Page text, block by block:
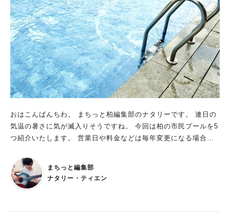
～12:30 ・2回目 13:30～17:00 利用料金 ・大人 450円 ・高
校生以下 220円 ・0歳児は無料（1歳から利用料金が必要で
す） アクセス 柏駅西口から市立柏高校行きバスに乗車し、「市
立高校」バス停下車、徒歩約11分 無料駐車場（約190台）もあ
ります ★詳しい営業日や利用ルールは、【船戸市民プールHP】
をご確認ください 船戸市民プールってどんなところ？ 柏市船
戸山高野にある市民プールで、流水プール・大型スライダー・幼
児プールがそろった、子どもから大人まで楽しめる人気スポット
です 料金も市民プールならではのお手頃価格！ 広々としたプー
ルで思いきり遊べるので、夏休みのおでかけにもぴったりです
子育てファミリーにうれしいポイント 0歳児は無料で利用できま
す（1歳から利用料金が必要です） オムツが外れていないお子さ
ールデビューにもぴったり 『大型スライダーは身長120cm以上
から利用可能』小学生に大人気ですが、小さなお子さんは利用で
きないのでご注意ください 流水プールは逆走禁止など、安全に
おはこんばんちわ。 まちっと柏編集部のナタリーです。 連日の
気温の暑さに気が滅入りそうですね。 今回は柏の市民プールを5
つ紹介いたします。 営業日や料金などは毎年変更になる場合が
確認ください。
まちっと編集部
ナタリー・ティエン